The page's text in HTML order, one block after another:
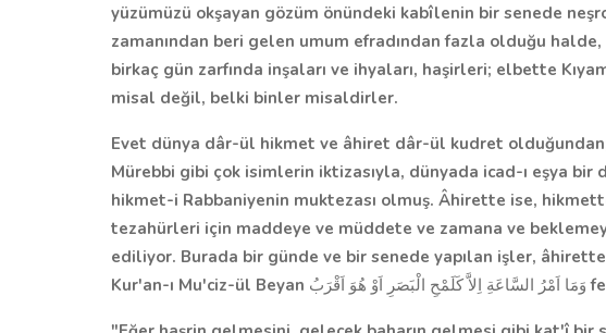
yüzümüzü okşayan gözüm önündeki kabîlenin bir senede
zamanından beri gelen umum efradından fazla olduğu
birkaç gün zarfında inşaları ve ihyaları, haşirleri; elbette
misal değil, belki binler misaldirler.
Evet dünya dâr-ül hikmet ve âhiret dâr-ül kudret
Mürebbi gibi çok isimlerin iktizasıyla, dünyada icad-ı eşya bir
hikmet-i Rabbaniyenin muktezası olmuş. Âhirette ise,
tezahürleri için maddeye ve müddete ve zamana ve
ediliyor. Burada bir günde ve bir senede yapılan işler,
Kur'an-ı Mu'ciz-ül Beyan وَمَا اَمْرُ السَّاعَةِ اِلاَّ كَلَمْحِ الْبَصَرِ اَوْ هُوَ اَقْرَبُ